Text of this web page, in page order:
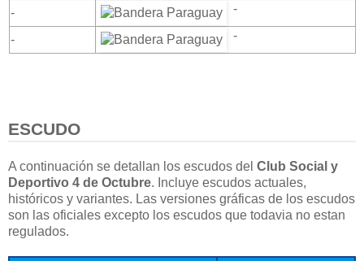
-
-
- -
ESCUDO
A continuación se detallan los escudos del Club Social y
Deportivo 4 de Octubre. Incluye escudos actuales,
históricos y variantes. Las versiones gráficas de los escudos
son las oficiales excepto los escudos que todavia no estan
regulados.